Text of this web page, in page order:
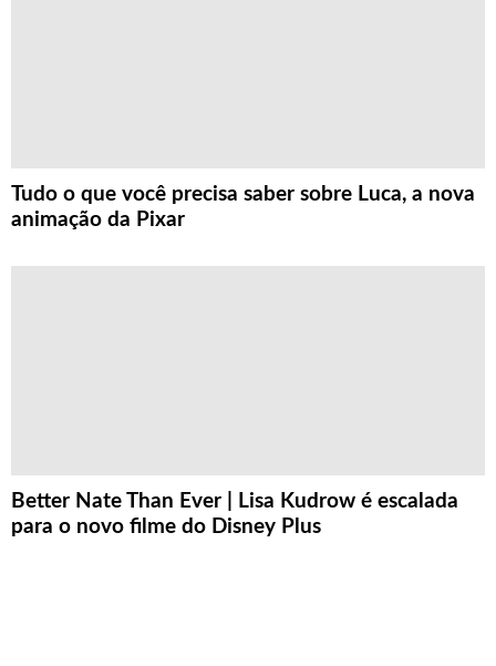
Tudo o que você precisa saber sobre Luca, a nova
animação da Pixar
Better Nate Than Ever | Lisa Kudrow é escalada
para o novo filme do Disney Plus